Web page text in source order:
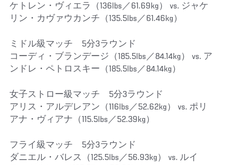
ケトレン・ヴィエラ（136lbs／61.69kg） vs. ジャケ
リン・カヴァウカンチ（135.5lbs／61.46kg）
ミドル級マッチ 5分3ラウンド
コーディ・ブランデージ（185.5lbs／84.14kg） vs. ア
ンドレ・ペトロスキー（185.5lbs／84.14kg）
女子ストロー級マッチ 5分3ラウンド
アリス・アルデレアン（116lbs／52.62kg） vs. ポリ
アナ・ヴィアナ（115.5lbs／52.39kg）
フライ級マッチ 5分3ラウンド
ダニエル・バレス（125.5lbs／56.93kg） vs. ルイ